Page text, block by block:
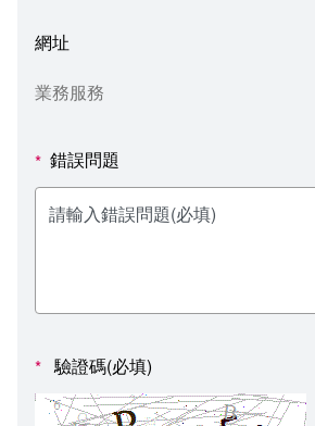
線上報名查詢
秘書處出納組
教學媒體處
電算中心
人事室
健康管理與促進學系
校園行事曆
教室‧會議室預約系統
政府公開資訊
意見信箱
各單位意見信箱
諮詢信箱進度查詢
影音資訊
網址
業務服務
* 錯誤問題
* 驗證碼(必填)